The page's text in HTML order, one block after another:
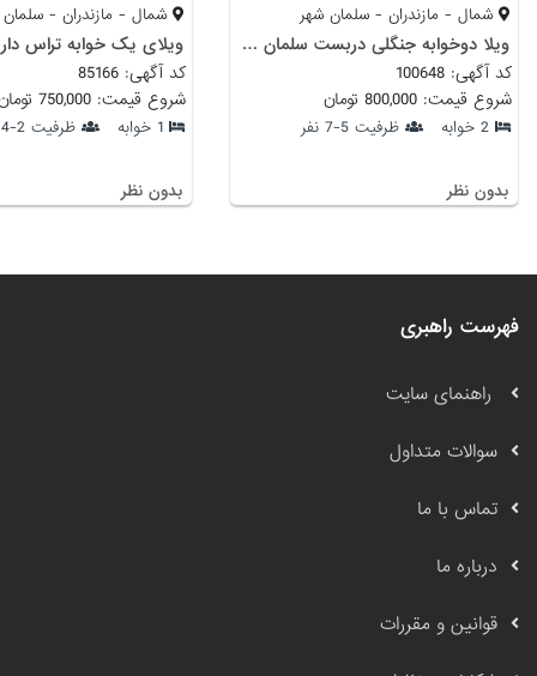
شمال - مازندران - سلمان شهر
ویلا دوخوابه جنگلی دربست سلمان شهر
کد آگهی: 100648
شروع قیمت: 800,000 تومان
2 خوابه ظرفیت 5-7 نفر
بدون نظر
شمال - مازندران -
ویلای یک خوابه تراس دار
کد آگهی: 85166
شروع قیمت: 750,000 تومان
1 خوابه ظرفیت 2-4 نفر
بدون نظر
فهرست راهبری
راهنمای سایت
سوالات متداول
تماس با ما
درباره ما
قوانین و مقررات